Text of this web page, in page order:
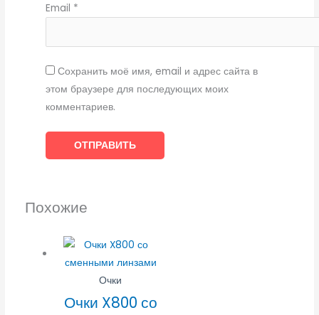
Email *
Сохранить моё имя, email и адрес сайта в
этом браузере для последующих моих
комментариев.
Похожие
Очки
Очки X800 со